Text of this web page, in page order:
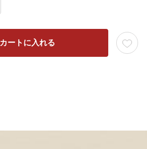
カートに入れる